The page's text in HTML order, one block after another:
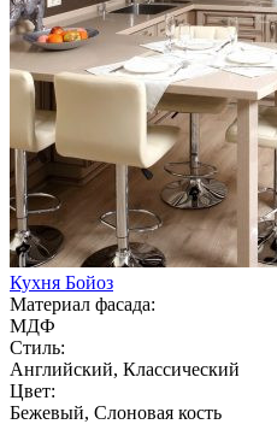
Кухня Бойоз
Материал фасада:
МДФ
Стиль:
Английский, Классический
Цвет:
Бежевый, Слоновая кость